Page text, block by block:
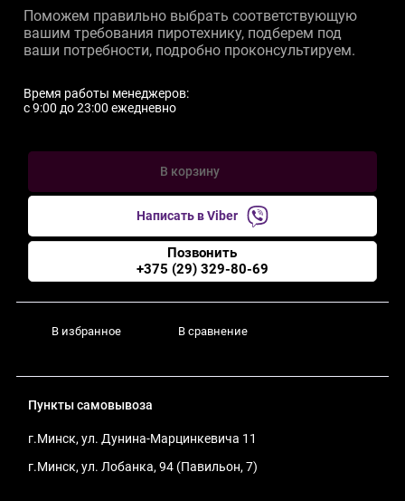
Поможем правильно выбрать соответствующую
вашим требования пиротехнику, подберем под
ваши потребности, подробно проконсультируем.
Время работы менеджеров:
c 9:00 до 23:00 ежедневно
В корзину
Написать в Viber
Позвонить
+375 (29) 329-80-69
В избранное В сравнение
Пункты самовывоза
г.Минск, ул. Дунина-Марцинкевича 11
г.Минск, ул. Лобанка, 94 (Павильон, 7)